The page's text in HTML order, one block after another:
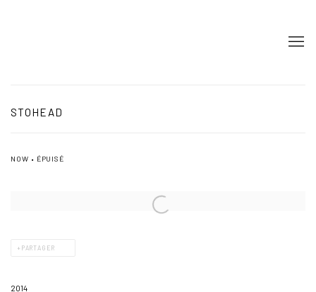
STOHEAD
NOW • ÉPUISÉ
PARTAGER
2014